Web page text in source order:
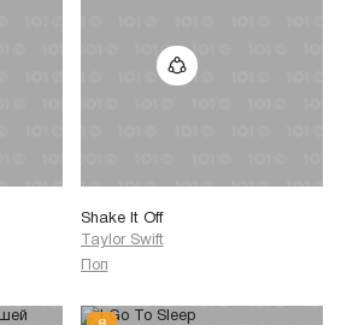
Shake It Off
Taylor Swift
Поп